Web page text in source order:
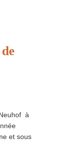
à
et sous